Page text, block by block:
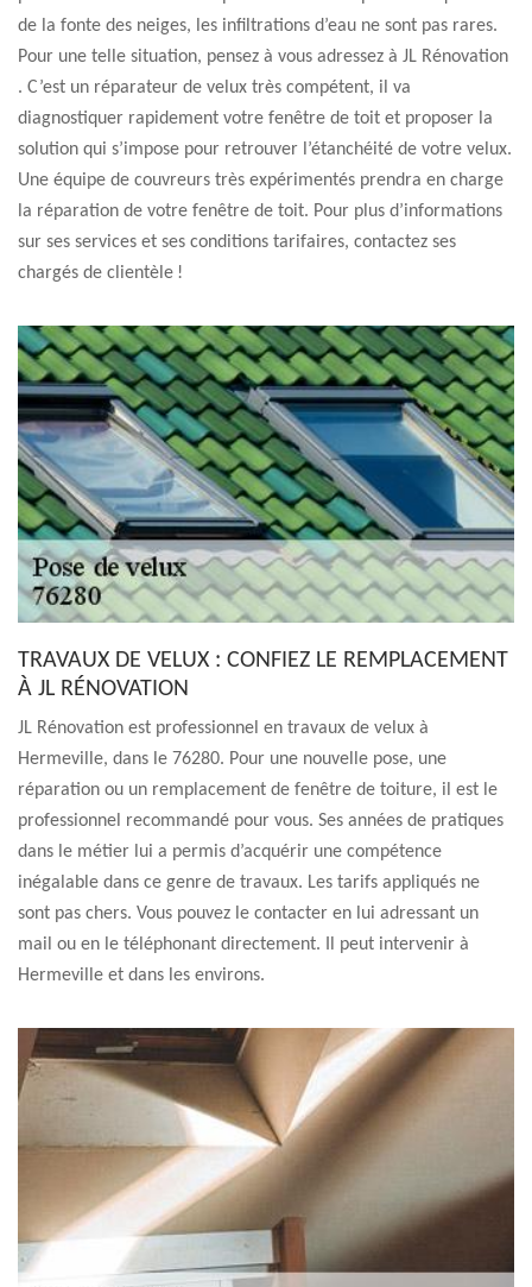
de la fonte des neiges, les infiltrations d’eau ne sont pas rares.
Pour une telle situation, pensez à vous adressez à JL Rénovation
. C’est un réparateur de velux très compétent, il va
diagnostiquer rapidement votre fenêtre de toit et proposer la
solution qui s’impose pour retrouver l’étanchéité de votre velux.
Une équipe de couvreurs très expérimentés prendra en charge
la réparation de votre fenêtre de toit. Pour plus d’informations
sur ses services et ses conditions tarifaires, contactez ses
chargés de clientèle !
TRAVAUX DE VELUX : CONFIEZ LE REMPLACEMENT
À JL RÉNOVATION
JL Rénovation est professionnel en travaux de velux à
Hermeville, dans le 76280. Pour une nouvelle pose, une
réparation ou un remplacement de fenêtre de toiture, il est le
professionnel recommandé pour vous. Ses années de pratiques
dans le métier lui a permis d’acquérir une compétence
inégalable dans ce genre de travaux. Les tarifs appliqués ne
sont pas chers. Vous pouvez le contacter en lui adressant un
mail ou en le téléphonant directement. Il peut intervenir à
Hermeville et dans les environs.